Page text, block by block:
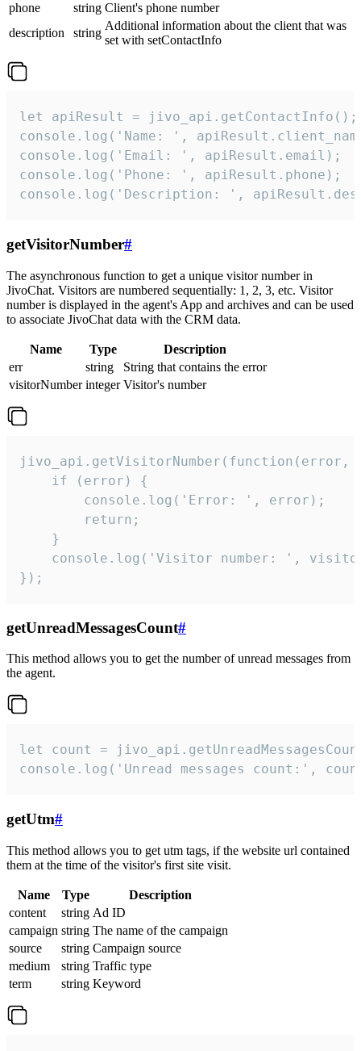
phone
string Client's phone number
description
string
Additional information about the client that was
set with setContactInfo
let apiResult = jivo_api.getContactInfo();
console.log('Name: ',
console.log('Email: ', apiResult.email);
console.log('Phone: ', apiResult.phone);
console.log('Description: ',
getVisitorNumber#
The asynchronous function to get a unique visitor number in
JivoChat. Visitors are numbered sequentially: 1, 2, 3, etc. Visitor
number is displayed in the agent's App and archives and can be used
to associate JivoChat data with the CRM data.
Name Type
Description
err
string
String that contains the error
visitorNumber integer Visitor's number
jivo_api.getVisitorNumber(function(error,
    if (error) {
        console.log('Error: ', error);
        return;
    }
console.log('Visitor number: ',
});
getUnreadMessagesCount#
This method allows you to get the number of unread messages from
the agent.
let count =
console.log('Unread messages count:',
getUtm#
This method allows you to get utm tags, if the website url contained
them at the time of the visitor's first site visit.
Name Type
Description
content
string Ad ID
campaign string The name of the campaign
source
string Campaign source
medium
string Traffic type
term
string Keyword